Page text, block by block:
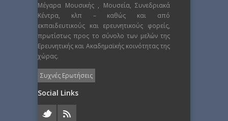
Μέγαρα Μουσικής , Μουσεία, Συνεδριακά
Κέντρα, κλπ – καθώς και από
εκπαιδευτικούς και ερευνητικούς φορείς,
πρωτίστως προς το σύνολο των μελών της
Ερευνητικής και Ακαδημαϊκής κοινότητας της
χώρας.
Συχνές Ερωτήσεις
Social Links